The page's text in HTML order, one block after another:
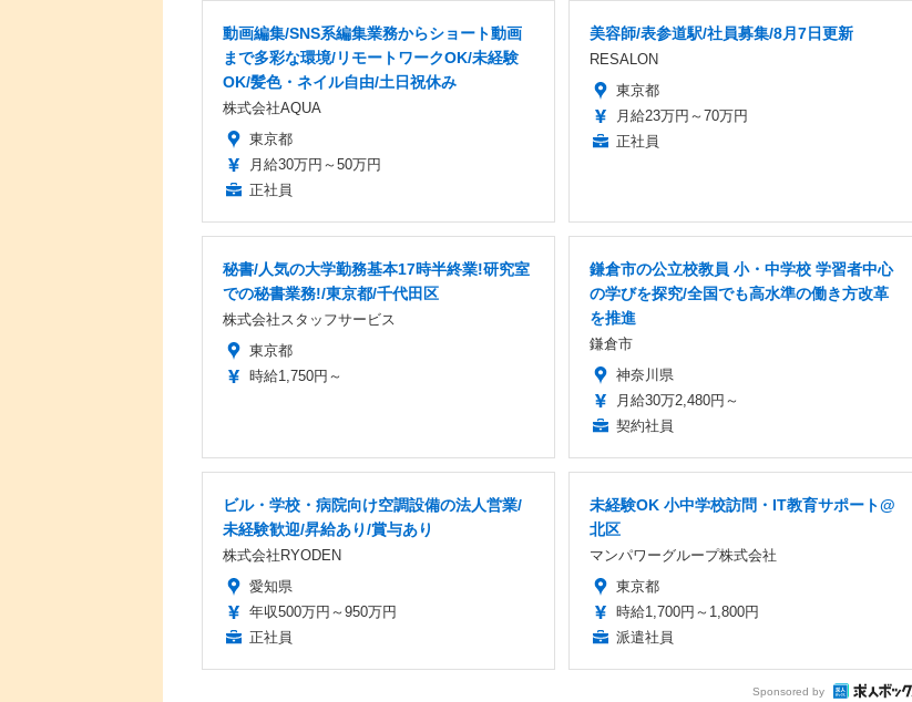
動画編集/SNS系編集業務からショート動画
まで多彩な環境/リモートワークOK/未経験
OK/髪色・ネイル自由/土日祝休み
株式会社AQUA
東京都
月給30万円～50万円
正社員
美容師/表参道駅/社員募集/8月7日更新
RESALON
東京都
月給23万円～70万円
正社員
秘書/人気の大学勤務基本17時半終業!研究室
での秘書業務!/東京都/千代田区
株式会社スタッフサービス
東京都
時給1,750円～
鎌倉市の公立校教員 小・中学校 学習者中心
の学びを探究/全国でも高水準の働き方改革
を推進
鎌倉市
神奈川県
月給30万2,480円～
契約社員
ビル・学校・病院向け空調設備の法人営業/
未経験歓迎/昇給あり/賞与あり
株式会社RYODEN
愛知県
年収500万円～950万円
正社員
未経験OK 小中学校訪問・IT教育サポート@
北区
マンパワーグループ株式会社
東京都
時給1,700円～1,800円
派遣社員
Sponsored by